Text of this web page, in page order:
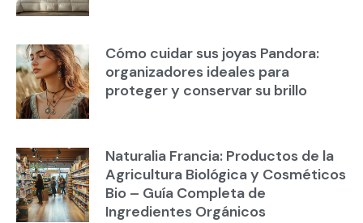
Cómo cuidar sus joyas Pandora:
organizadores ideales para
proteger y conservar su brillo
Naturalia Francia: Productos de la
Agricultura Biológica y Cosméticos
Bio – Guía Completa de
Ingredientes Orgánicos